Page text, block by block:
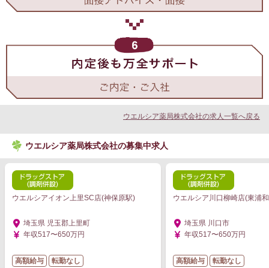
ウエルシア薬局株式会社の求人一覧へ戻る
ウエルシア薬局株式会社の募集中求人
ウエルシアイオン上里SC店(神保原駅)
埼玉県 児玉郡上里町
年収517〜650万円
高額給与 転勤なし
ウエルシア川口柳崎店(東浦
埼玉県 川口市
年収517〜650万円
高額給与 転勤なし